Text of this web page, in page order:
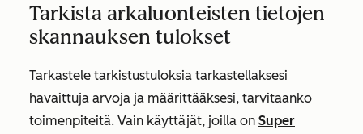
Tarkista arkaluonteisten tietojen
skannauksen tulokset
Tarkastele tarkistustuloksia tarkastellaksesi
havaittuja arvoja ja määrittääksesi, tarvitaanko
toimenpiteitä. Vain käyttäjät, joilla on Super